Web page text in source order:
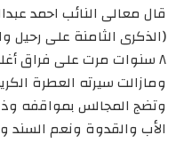
قال معالى النائب احمد
(الذكرى الثامنة على
٨ سنوات مرت على فراق
ومازالت سيرته العطرة
وتضج المجالس بمواقفه
الأب والقدوة ونعم السند